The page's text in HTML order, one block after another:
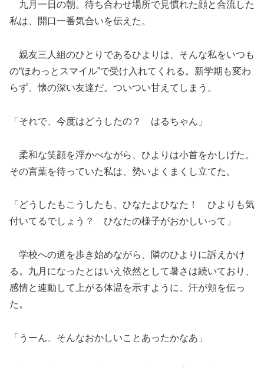
九月一日の朝。待ち合わせ場所で見慣れた顔と合流した
私は、開口一番気合いを伝えた。
親友三人組のひとりであるひよりは、そんな私をいつも
の“ほわっとスマイル”で受け入れてくれる。新学期も変わ
らず、懐の深い友達だ。ついつい甘えてしまう。
「それで、今度はどうしたの？ はるちゃん」
柔和な笑顔を浮かべながら、ひよりは小首をかしげた。
その言葉を待っていた私は、勢いよくまくし立てた。
「どうしたもこうしたも、ひなたよひなた！ ひよりも気
付いてるでしょう？ ひなたの様子がおかしいって」
学校への道を歩き始めながら、隣のひよりに訴えかけ
る。九月になったとはいえ依然として暑さは続いており、
感情と連動して上がる体温を示すように、汗が頬を伝っ
た。
「うーん、そんなおかしいことあったかなあ」